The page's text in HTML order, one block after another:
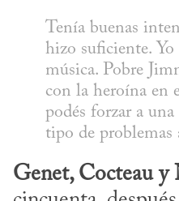
Tenía buenas
hizo suficiente. Yo
música. Pobre
con la heroína en
podés forzar a una
tipo de problemas
Genet, Cocteau y